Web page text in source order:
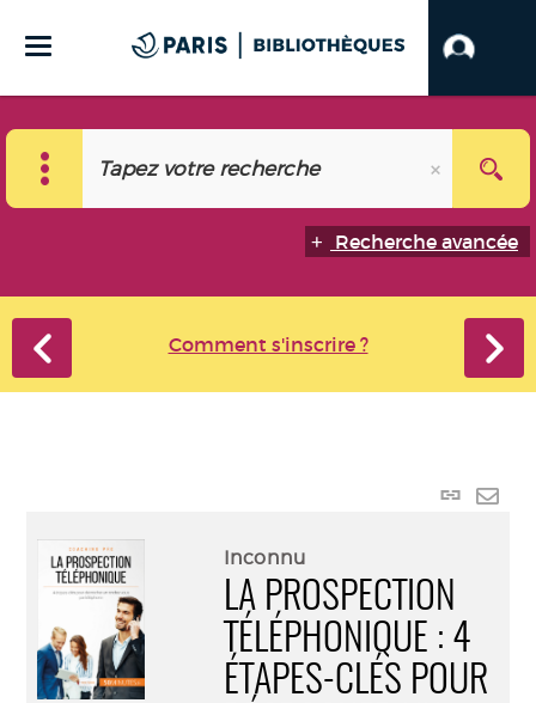
Recherche avancée
Comment s'inscrire ?
Lien
Inconnu
LA PROSPECTION
TÉLÉPHONIQUE : 4
ÉTAPES-CLÉS POUR